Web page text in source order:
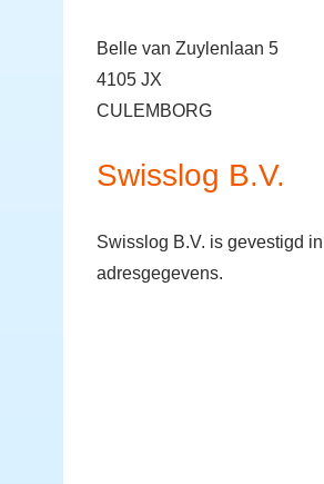
Belle van Zuylenlaan 5
4105 JX
CULEMBORG
Swisslog B.V.
Swisslog B.V. is gevestigd
adresgegevens.